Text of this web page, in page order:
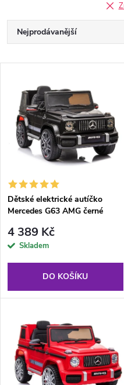
Ř
a
e
n
í
p
r
o
d
u
k
Nejprodávanější
Abecedně
ý
p
s
p
r
u
k
Dětské elektrické autíčko
Mercedes G63 AMG černé
4 389 Kč
Skladem
DO KOŠÍKU